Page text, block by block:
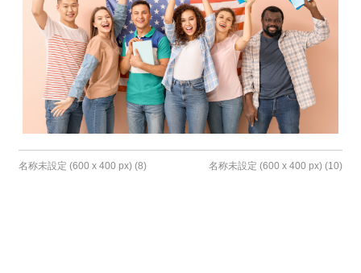
名称未設定 (600 x 400 px) (8) 名称未設定 (600 x 400 px) (10)